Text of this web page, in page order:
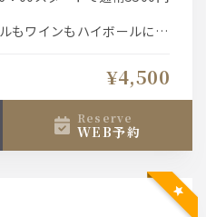
もワインもハイボールにサ
¥4,500
reserve
WEB予約